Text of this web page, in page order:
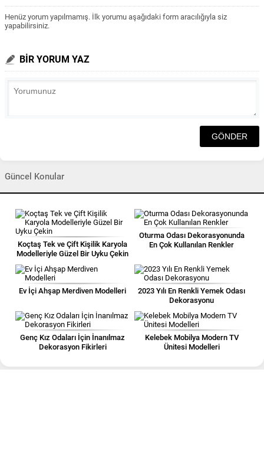
Henüz yorum yapılmamış. İlk yorumu aşağıdaki form aracılığıyla siz
yapabilirsiniz.
BİR YORUM YAZ
Güncel Konular
Koçtaş Tek ve Çift Kişilik Karyola
Modelleriyle Güzel Bir Uyku Çekin
Oturma Odası Dekorasyonunda
En Çok Kullanılan Renkler
Ev İçi Ahşap Merdiven Modelleri
2023 Yılı En Renkli Yemek Odası
Dekorasyonu
Genç Kız Odaları İçin İnanılmaz
Dekorasyon Fikirleri
Kelebek Mobilya Modern TV
Ünitesi Modelleri